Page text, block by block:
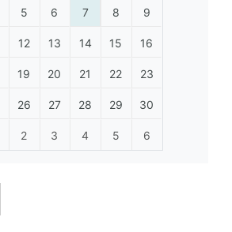
5 6 7 8 9
12 13 14 15 16
19 20 21 22 23
26 27 28 29 30
2 3 4 5 6